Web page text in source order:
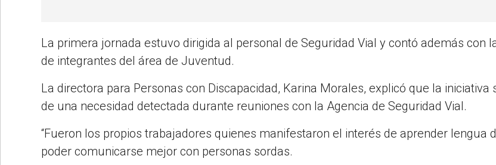
La primera jornada estuvo dirigida al personal de Seguridad Vial y contó además con
de integrantes del área de Juventud.
La directora para Personas con Discapacidad, Karina Morales, explicó que la iniciativa
de una necesidad detectada durante reuniones con la Agencia de Seguridad Vial.
“Fueron los propios trabajadores quienes manifestaron el interés de aprender lengua
poder comunicarse mejor con personas sordas.